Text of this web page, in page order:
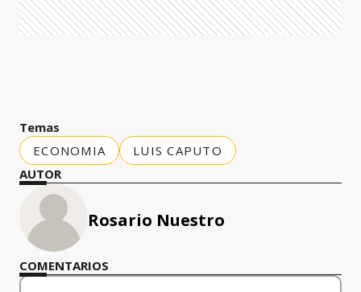
Temas
ECONOMIA
LUIS CAPUTO
AUTOR
Rosario Nuestro
COMENTARIOS